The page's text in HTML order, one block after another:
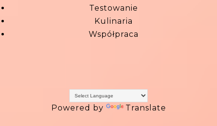
Testowanie
Kulinaria
Współpraca
Powered by Translate